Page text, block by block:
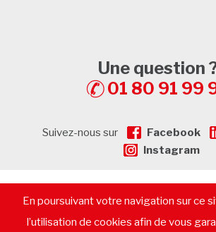
Une question
01 80 91 99
Suivez-nous sur Facebook
Instagram
© 2026 - CommerceImmo.fr - Tous droits
légales-Plan de Site-Recrutement -
En poursuivant votre navigation sur ce
l’utilisation de cookies afin de vous